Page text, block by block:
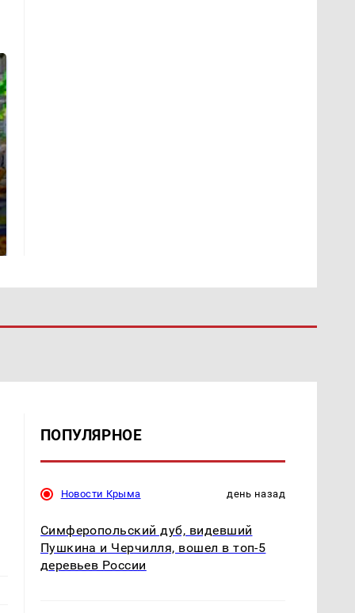
ПОПУЛЯРНОЕ
Новости Крыма день назад
Симферопольский дуб, видевший
Пушкина и Черчилля, вошел в топ-5
деревьев России